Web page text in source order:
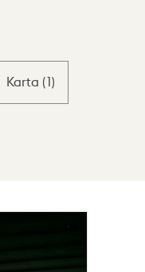
Karta (1)